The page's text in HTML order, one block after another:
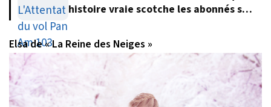
histoire vraie scotche les abonnés sur
Elsa de « La Reine des Neiges »